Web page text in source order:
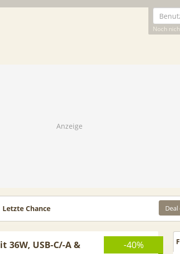
Noch
Letzte Chance
-40%
36W, USB-C/-A &